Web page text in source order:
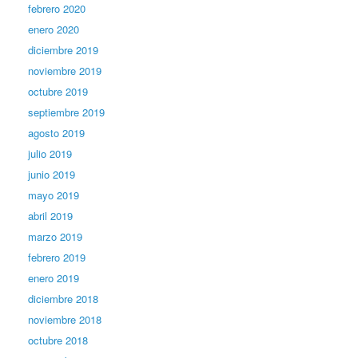
febrero 2020
enero 2020
diciembre 2019
noviembre 2019
octubre 2019
septiembre 2019
agosto 2019
julio 2019
junio 2019
mayo 2019
abril 2019
marzo 2019
febrero 2019
enero 2019
diciembre 2018
noviembre 2018
octubre 2018